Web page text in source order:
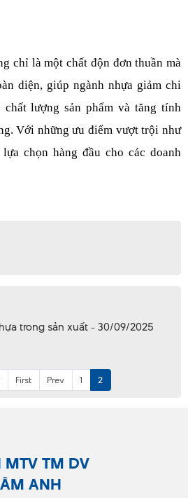
chỉ là một chất độn đơn thuần mà
diện, giúp ngành nhựa giảm chi
lượng sản phẩm và tăng tính
Với những ưu điểm vượt trội như
chọn hàng đầu cho các doanh
trong sản xuất - 30/09/2025
First Prev 1 2
MTV TM DV
ANH